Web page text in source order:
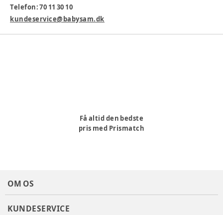
Vaskes ved 30 °C
Farve:Rosa
Farvekode:5014726
Telefon: 70 11 30 10
kundeservice@babysam.dk
Få altid den bedste
pris med Prismatch
OM OS
KUNDESERVICE